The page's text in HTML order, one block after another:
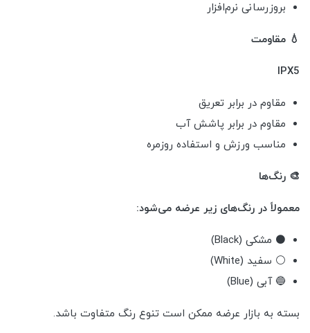
بروزرسانی نرم‌افزار
💧 مقاومت
IPX5
مقاوم در برابر تعریق
مقاوم در برابر پاشش آب
مناسب ورزش و استفاده روزمره
🎨 رنگ‌ها
معمولاً در رنگ‌های زیر عرضه می‌شود:
⚫ مشکی (Black)
⚪ سفید (White)
🔵 آبی (Blue)
بسته به بازار عرضه ممکن است تنوع رنگ متفاوت باشد.